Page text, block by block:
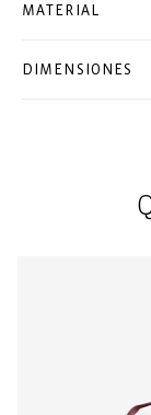
MATERIAL
DIMENSIONES